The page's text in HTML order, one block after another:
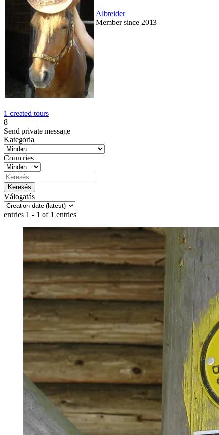
Albreider
Member since 2013
1 created tours
8
Send private message
Kategória
Countries
Válogatás
entries 1 - 1 of 1 entries